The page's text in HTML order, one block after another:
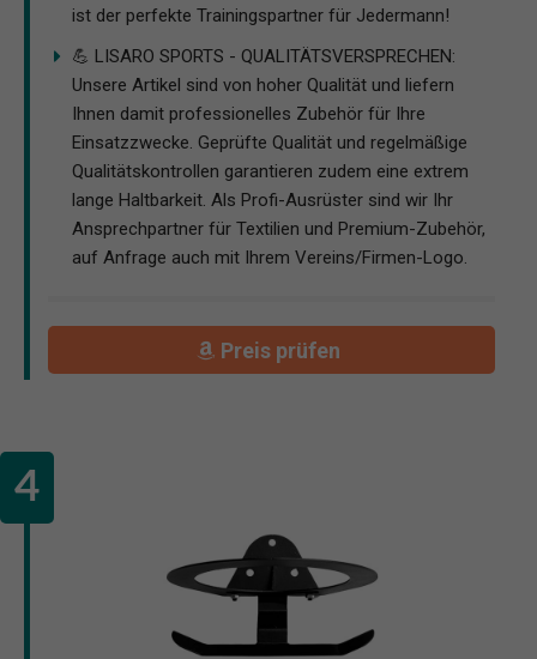
ist der perfekte Trainingspartner für Jedermann!
💪 LISARO SPORTS - QUALITÄTSVERSPRECHEN:
Unsere Artikel sind von hoher Qualität und liefern
Ihnen damit professionelles Zubehör für Ihre
Einsatzzwecke. Geprüfte Qualität und regelmäßige
Qualitätskontrollen garantieren zudem eine extrem
lange Haltbarkeit. Als Profi-Ausrüster sind wir Ihr
Ansprechpartner für Textilien und Premium-Zubehör,
auf Anfrage auch mit Ihrem Vereins/Firmen-Logo.
Preis prüfen